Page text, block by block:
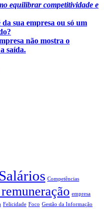
equilibrar competitividade e
sua empresa ou só um
não mostra o
saída.
Competências
empresa
Felicidade Foco Gestão da Informação